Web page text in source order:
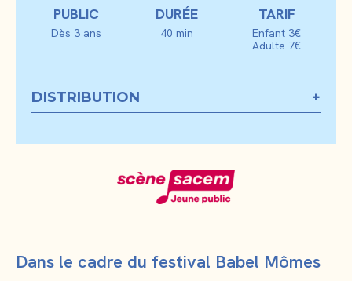
PUBLIC
Dès 3 ans
DURÉE
40 min
TARIF
Enfant 3€
Adulte 7€
DISTRIBUTION +
Dans le cadre du festival Babel Mômes